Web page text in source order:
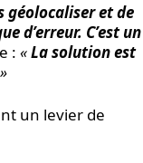
géolocaliser et de
d’erreur. C’est un
: «La solution est
»
un levier de